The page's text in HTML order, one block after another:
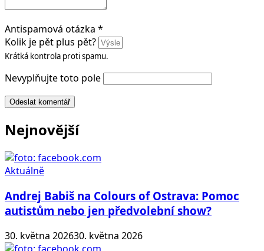
Antispamová otázka *
Kolik je pět plus pět?
Krátká kontrola proti spamu.
Nevyplňujte toto pole
Odeslat komentář
Nejnovější
Aktuálně
Andrej Babiš na Colours of Ostrava: Pomoc
autistům nebo jen předvolební show?
30. května 202630. května 2026